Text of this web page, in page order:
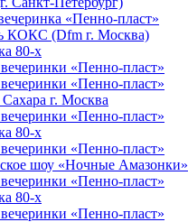
«Пенно-пласт»
КОКС (Dfm г. Москва)
80-х
«Пенно-пласт»
«Пенно-пласт»
г. Москва
«Пенно-пласт»
80-х
«Пенно-пласт»
шоу «Ночные Амазонки»
«Пенно-пласт»
80-х
«Пенно-пласт»